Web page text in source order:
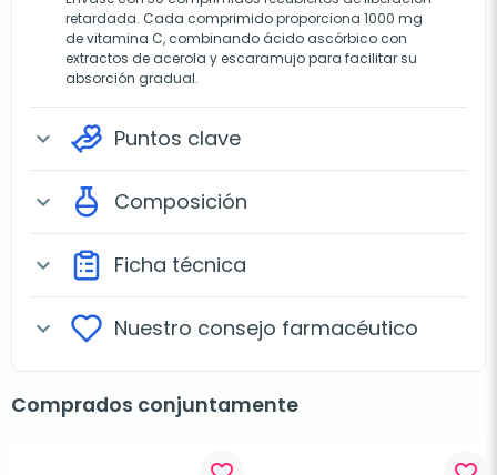
retardada. Cada comprimido proporciona 1000 mg
de vitamina C, combinando ácido ascórbico con
extractos de acerola y escaramujo para facilitar su
absorción gradual.
expand_more Puntos clave
expand_more Composición
expand_more Ficha técnica
expand_more Nuestro consejo farmacéutico
Comprados conjuntamente